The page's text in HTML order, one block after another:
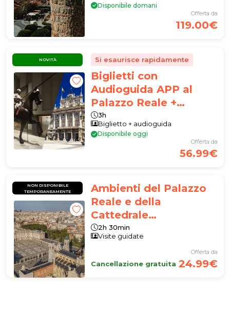
Disponibile domani
Offerta da
119.00€
NOVITÀ Si esaurisce rapidamente
Biglietti con
Audioguida APP al
Palazzo Reale +
Galleria delle
Collezioni Reali
3h
Biglietto + audioguida
Disponibile oggi
Offerta da
56.99€
NON DISPONIBILE
TEMPORANEAMENTE
Ambienti del Palazzo
Reale e della
Cattedrale
dell'Almudena + Visita
guidata alla Galleria
delle Collezioni Reali
2h 30min
Visite guidate
Cancellazione gratuita
Offerta da
24.99€